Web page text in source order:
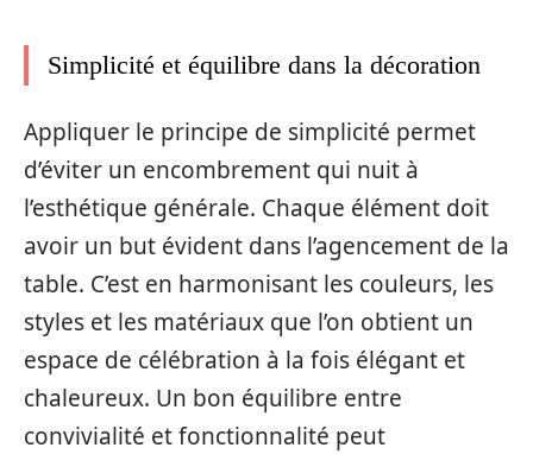
Simplicité et équilibre dans la décoration
Appliquer le principe de simplicité permet
d’éviter un encombrement qui nuit à
l’esthétique générale. Chaque élément doit
avoir un but évident dans l’agencement de la
table. C’est en harmonisant les couleurs, les
styles et les matériaux que l’on obtient un
espace de célébration à la fois élégant et
chaleureux. Un bon équilibre entre
convivialité et fonctionnalité peut